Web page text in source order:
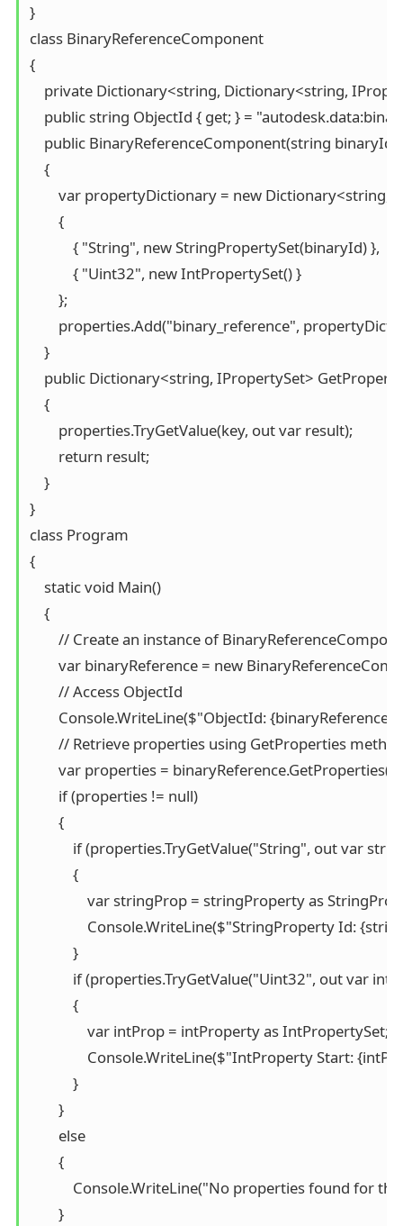
}
class BinaryReferenceComponent
{
private Dictionary<string, Dictionary<string,
public string ObjectId { get; } =
    public BinaryReferenceComponent(string binaryId)
    {
var propertyDictionary = new Dictionary<string,
        {
            { "String", new StringPropertySet(binaryId) },
            { "Uint32", new IntPropertySet() }
        };
properties.Add("binary_reference",
    }
public Dictionary<string, IPropertySet>
    {
        properties.TryGetValue(key, out var result);
        return result;
    }
}
class Program
{
    static void Main()
    {
// Create an instance of
var binaryReference = new
        // Access ObjectId
Console.WriteLine($"ObjectId:
// Retrieve properties using GetProperties
var properties =
        if (properties != null)
        {
if (properties.TryGetValue("String", out var
            {
var stringProp = stringProperty as
Console.WriteLine($"StringProperty Id:
            }
if (properties.TryGetValue("Uint32", out var
            {
                var intProp = intProperty as IntPropertySet;
Console.WriteLine($"IntProperty Start:
            }
        }
        else
        {
Console.WriteLine("No properties found for
        }